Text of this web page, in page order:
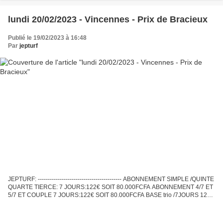
lundi 20/02/2023 - Vincennes - Prix de Bracieux
Publié le 19/02/2023 à 16:48
Par jepturf
JEPTURF: ------------------------------------------ ABONNEMENT SIMPLE /QUINTE
QUARTE TIERCE: 7 JOURS:122€ SOIT 80.000FCFA ABONNEMENT 4/7 ET
5/7 ET COUPLE 7 JOURS:122€ SOIT 80.000FCFA BASE trio /7JOURS 122€